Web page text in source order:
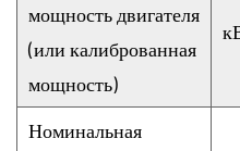
мощность двигателя
(или калиброванная
мощность)
Номинальная